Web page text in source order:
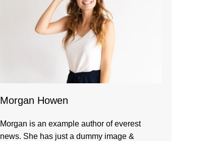
Morgan Howen
Morgan is an example author of everest
news. She has just a dummy image &